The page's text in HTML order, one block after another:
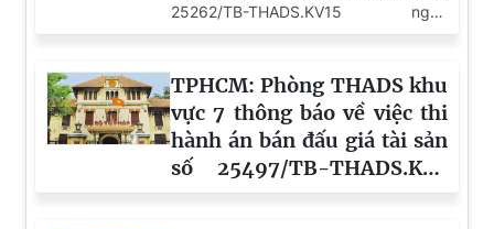
25262/TB-THADS.KV15 ngày
04/8/2026
TPHCM: Phòng THADS khu
vực 7 thông báo về việc thi
hành án bán đấu giá tài sản
số 25497/TB-THADS.KV7
ngày 05/8/2026